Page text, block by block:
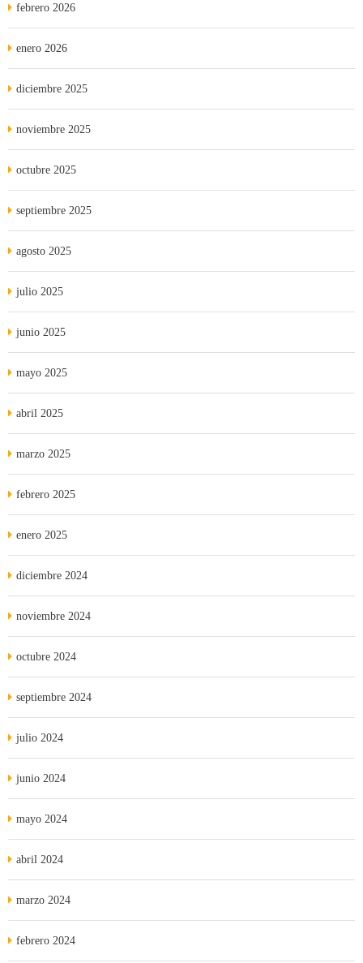
febrero 2026
enero 2026
diciembre 2025
noviembre 2025
octubre 2025
septiembre 2025
agosto 2025
julio 2025
junio 2025
mayo 2025
abril 2025
marzo 2025
febrero 2025
enero 2025
diciembre 2024
noviembre 2024
octubre 2024
septiembre 2024
julio 2024
junio 2024
mayo 2024
abril 2024
marzo 2024
febrero 2024